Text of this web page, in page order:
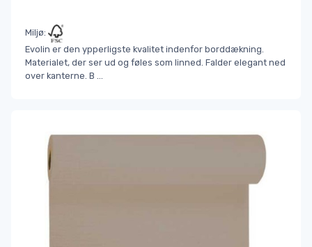
Miljø:
Evolin er den ypperligste kvalitet indenfor borddækning.
Materialet, der ser ud og føles som linned. Falder elegant ned
over kanterne. B